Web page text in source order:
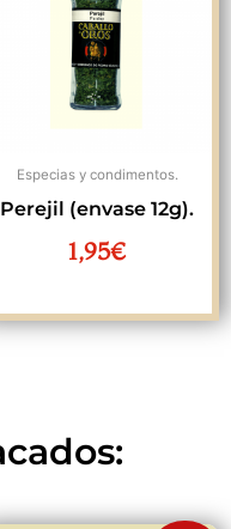
Especias y condimentos.
Perejil (envase 12g).
1,95€